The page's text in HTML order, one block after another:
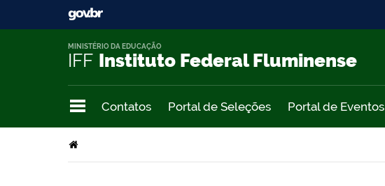
IFF Instituto Federal Fluminense
MINISTÉRIO DA EDUCAÇÃO
Contatos Portal de Seleções Portal de Eventos